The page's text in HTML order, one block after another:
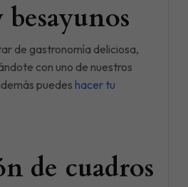
de gastronomía deliciosa,
con uno de nuestros
puedes hacer tu
de cuadros